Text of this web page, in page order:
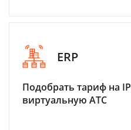
ERP
Подобрать тариф на
виртуальную АТС